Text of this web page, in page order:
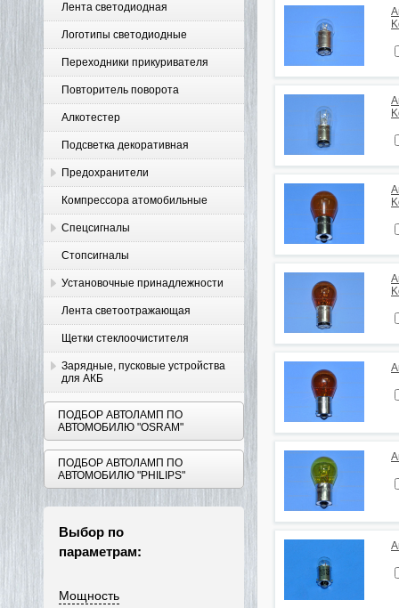
Лента светодиодная
Логотипы светодиодные
Переходники прикуривателя
Повторитель поворота
Алкотестер
Подсветка декоративная
Предохранители
Компрессора атомобильные
Спецсигналы
Стопсигналы
Установочные принадлежности
Лента светоотражающая
Щетки стеклоочистителя
Зарядные, пусковые устройства
для АКБ
ПОДБОР АВТОЛАМП ПО
АВТОМОБИЛЮ "OSRAM"
ПОДБОР АВТОЛАМП ПО
АВТОМОБИЛЮ "PHILIPS"
Выбор по
параметрам:
Мощность